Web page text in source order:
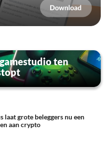
ten
laat grote beleggers nu een
aan crypto